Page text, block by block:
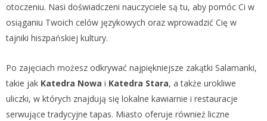
otoczeniu. Nasi doświadczeni nauczyciele są tu, aby pomóc Ci w
osiąganiu Twoich celów językowych oraz wprowadzić Cię w
tajniki hiszpańskiej kultury.
Po zajęciach możesz odkrywać najpiękniejsze zakątki Salamanki,
takie jak Katedra Nowa i Katedra Stara, a także urokliwe
uliczki, w których znajdują się lokalne kawiarnie i restauracje
serwujące tradycyjne tapas. Miasto oferuje również liczne